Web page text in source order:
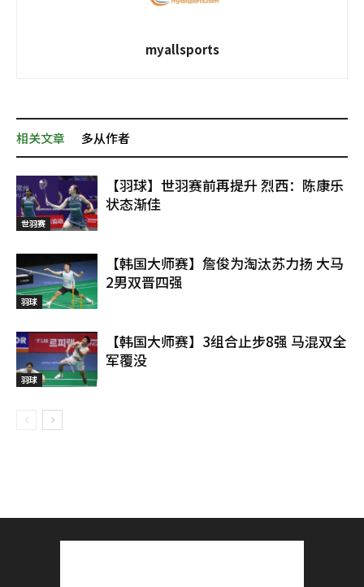
myallsports
相关文章 多从作者
世羽赛
【羽球】世羽赛前再提升 烈西：陈康乐
状态渐佳
羽球
【韩国大师赛】詹俊为淘汰苏力扬 大马
2男双晋四强
羽球
【韩国大师赛】3组合止步8强 马混双全
军覆没